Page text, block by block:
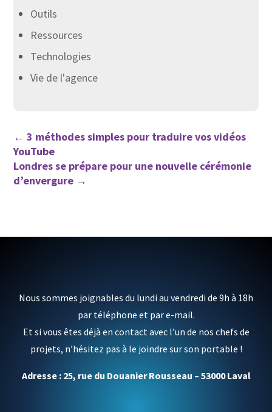
Outils
Ressources
Technologies
Vie de l'agence
←3 méthodes simples pour traduire vos vidéos
YouTube
Londres se prépare pour une nouvelle cérémonie
d’envergure →
Nous sommes joignables du lundi au vendredi de 9h à 18h
par téléphone et par e-mail.
Et si vous êtes déjà en contact avec l’un de nos chefs de
projets, n’hésitez pas à le joindre sur son portable !
Adresse : 25, rue du Douanier Rousseau – 53000 Laval